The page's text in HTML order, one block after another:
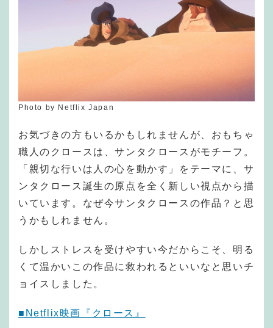
Photo by Netflix Japan
お気づきの方もいるかもしれませんが、おもちゃ
職人のクロースは、サンタクロースがモチーフ。
「親切な行いは人の心を動かす」をテーマに、サ
ンタクロース誕生の原点を全く新しい視点から描
いています。なぜ今サンタクロースの作品？と思
うかもしれません。
しかしストレスを受けやすい今だからこそ、明る
くて温かいこの作品に救われるといいなと思いチ
ョイスしました。
■Netflix映画『クロース』